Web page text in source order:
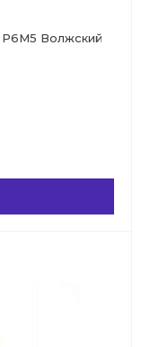
Р6М5 Волжский